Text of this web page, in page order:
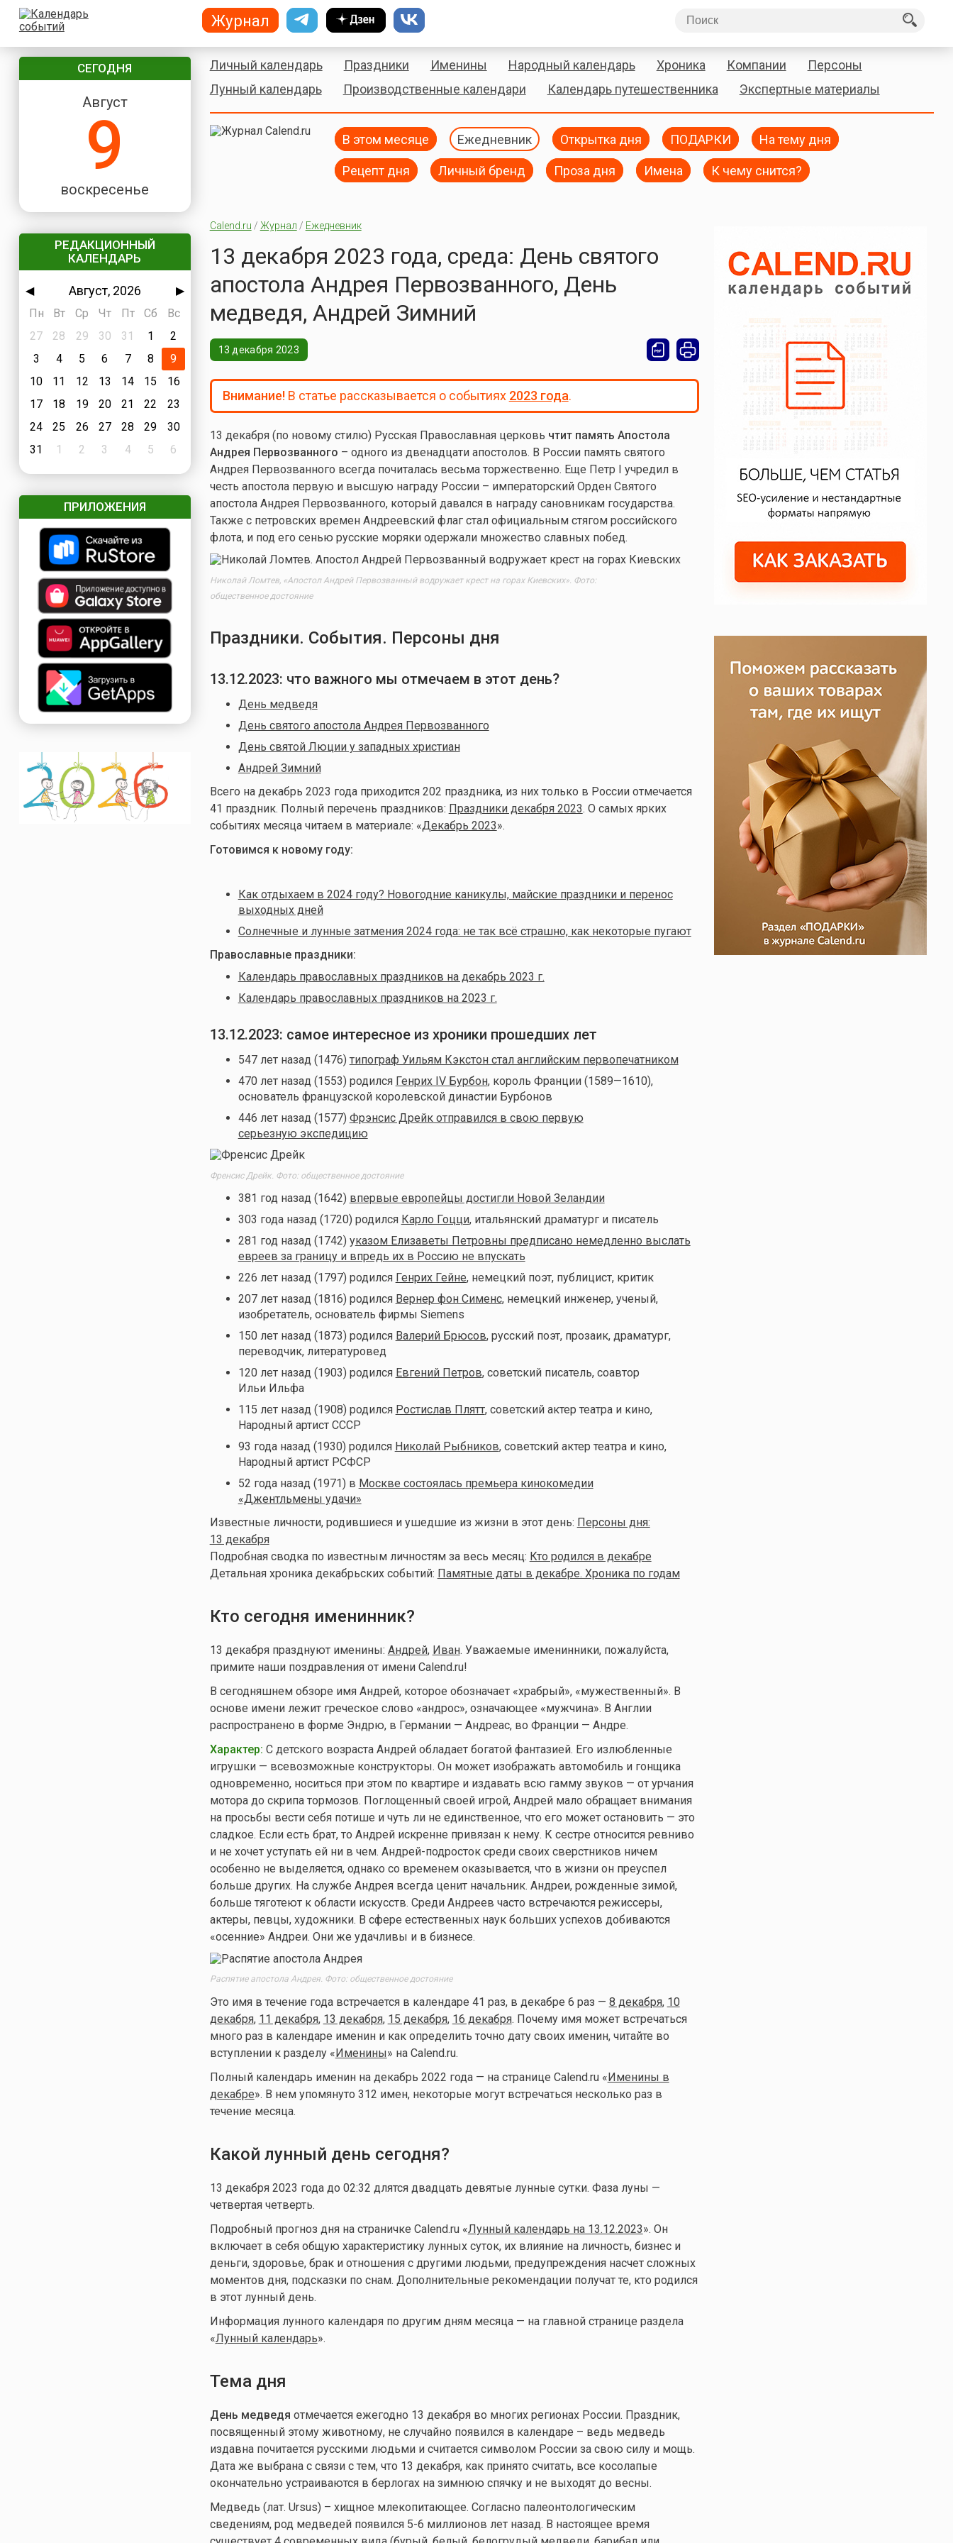
СЕГОДНЯ
Август
9
воскресенье
РЕДАКЦИОННЫЙ
КАЛЕНДАРЬ
◀ Август, 2026
▶
Пн
Вт Ср Чт Пт Сб
Вс
27
28 29 30 31 1
2
3
4 5 6 7 8
9
10
11 12 13 14 15
16
17
18 19 20 21 22
23
24
25 26 27 28 29
30
31
1 2 3 4 5 6
ПРИЛОЖЕНИЯ
Личный календарь Праздники Именины Народный календарь Хроника Компании
Персоны
Лунный календарь
Производственные календари Календарь путешественника Экспертные материалы
В этом месяце Ежедневник Открытка дня ПОДАРКИ На тему дня
Рецепт дня Личный бренд Проза дня Имена К чему снится?
Calend.ru / Журнал / Ежедневник
13 декабря 2023 года, среда: День святого
апостола Андрея Первозванного, День
медведя, Андрей Зимний
13 декабря 2023
Внимание!В статье рассказывается о событиях 2023 года.
13 декабря (по новому стилю) Русская Православная церковь чтит память Апостола
Андрея Первозванного – одного из двенадцати апостолов. В России память святого
Андрея Первозванного всегда почиталась весьма торжественно. Еще Петр I учредил в
честь апостола первую и высшую награду России – императорский Орден Святого
апостола Андрея Первозванного, который давался в награду сановникам государства.
Также с петровских времен Андреевский флаг стал официальным стягом российского
флота, и под его сенью русские моряки одержали множество славных побед.
Николай Ломтев, «Апостол Андрей Первозванный водружает крест на горах Киевских». Фото:
общественное достояние
Праздники. События. Персоны дня
13.12.2023: что важного мы отмечаем в этот день?
День медведя
День святого апостола Андрея Первозванного
День святой Люции у западных христиан
Андрей Зимний
Всего на декабрь 2023 года приходится 202 праздника, из них только в России отмечается
41 праздник. Полный перечень праздников: Праздники декабря 2023. О самых ярких
событиях месяца читаем в материале: «Декабрь 2023».
Готовимся к новому году:
Как отдыхаем в 2024 году? Новогодние каникулы, майские праздники и перенос
выходных дней
Солнечные и лунные затмения 2024 года: не так всё страшно, как некоторые пугают
Православные праздники:
Календарь православных праздников на декабрь 2023 г.
Календарь православных праздников на 2023 г.
13.12.2023: самое интересное из хроники прошедших лет
547 лет назад (1476) типограф Уильям Кэкстон стал английским первопечатником
470 лет назад (1553) родился Генрих IV Бурбон, король Франции (1589—1610),
основатель французской королевской династии Бурбонов
446 лет назад (1577) Фрэнсис Дрейк отправился в свою первую
серьезную экспедицию
Френсис Дрейк. Фото: общественное достояние
381 год назад (1642) впервые европейцы достигли Новой Зеландии
303 года назад (1720) родился Карло Гоцци, итальянский драматург и писатель
281 год назад (1742) указом Елизаветы Петровны предписано немедленно выслать
евреев за границу и впредь их в Россию не впускать
226 лет назад (1797) родился Генрих Гейне, немецкий поэт, публицист, критик
207 лет назад (1816) родился Вернер фон Сименс, немецкий инженер, ученый,
изобретатель, основатель фирмы Siemens
150 лет назад (1873) родился Валерий Брюсов, русский поэт, прозаик, драматург,
переводчик, литературовед
120 лет назад (1903) родился Евгений Петров, советский писатель, соавтор
Ильи Ильфа
115 лет назад (1908) родился Ростислав Плятт, советский актер театра и кино,
Народный артист СССР
93 года назад (1930) родился Николай Рыбников, советский актер театра и кино,
Народный артист РСФСР
52 года назад (1971) в Москве состоялась премьера кинокомедии
«Джентльмены удачи»
Известные личности, родившиеся и ушедшие из жизни в этот день: Персоны дня:
13 декабря
Подробная сводка по известным личностям за весь месяц: Кто родился в декабре
Детальная хроника декабрьских событий: Памятные даты в декабре. Хроника по годам
Кто сегодня именинник?
13 декабря празднуют именины: Андрей, Иван. Уважаемые именинники, пожалуйста,
примите наши поздравления от имени Calend.ru!
В сегодняшнем обзоре имя Андрей, которое обозначает «храбрый», «мужественный». В
основе имени лежит греческое слово «андрос», означающее «мужчина». В Англии
распространено в форме Эндрю, в Германии — Андреас, во Франции — Андре.
Характер: С детского возраста Андрей обладает богатой фантазией. Его излюбленные
игрушки — всевозможные конструкторы. Он может изображать автомобиль и гонщика
одновременно, носиться при этом по квартире и издавать всю гамму звуков — от урчания
мотора до скрипа тормозов. Поглощенный своей игрой, Андрей мало обращает внимания
на просьбы вести себя потише и чуть ли не единственное, что его может остановить — это
сладкое. Если есть брат, то Андрей искренне привязан к нему. К сестре относится ревниво
и не хочет уступать ей ни в чем. Андрей-подросток среди своих сверстников ничем
особенно не выделяется, однако со временем оказывается, что в жизни он преуспел
больше других. На службе Андрея всегда ценит начальник. Андреи, рожденные зимой,
больше тяготеют к области искусств. Среди Андреев часто встречаются режиссеры,
актеры, певцы, художники. В сфере естественных наук больших успехов добиваются
«осенние» Андреи. Они же удачливы и в бизнесе.
Распятие апостола Андрея. Фото: общественное достояние
Это имя в течение года встречается в календаре 41 раз, в декабре 6 раз — 8 декабря, 10
декабря, 11 декабря, 13 декабря, 15 декабря, 16 декабря. Почему имя может встречаться
много раз в календаре именин и как определить точно дату своих именин, читайте во
вступлении к разделу « Именины» на Calend.ru.
Полный календарь именин на декабрь 2022 года — на странице Calend.ru « Именины в
декабре». В нем упомянуто 312 имен, некоторые могут встречаться несколько раз в
течение месяца.
Какой лунный день сегодня?
13 декабря 2023 года до 02:32 длятся двадцать девятые лунные сутки. Фаза луны —
четвертая четверть.
Подробный прогноз дня на страничке Calend.ru «Лунный календарь на 13.12.2023». Он
включает в себя общую характеристику лунных суток, их влияние на личность, бизнес и
деньги, здоровье, брак и отношения с другими людьми, предупреждения насчет сложных
моментов дня, подсказки по снам. Дополнительные рекомендации получат те, кто родился
в этот лунный день.
Информация лунного календаря по другим дням месяца — на главной странице раздела
«Лунный календарь».
Тема дня
День медведя отмечается ежегодно 13 декабря во многих регионах России. Праздник,
посвященный этому животному, не случайно появился в календаре – ведь медведь
издавна почитается русскими людьми и считается символом России за свою силу и мощь.
Дата же выбрана с связи с тем, что 13 декабря, как принято считать, все косолапые
окончательно устраиваются в берлогах на зимнюю спячку и не выходят до весны.
Медведь (лат. Ursus) – хищное млекопитающее. Согласно палеонтологическим
сведениям, род медведей появился 5-6 миллионов лет назад. В настоящее время
Журнал